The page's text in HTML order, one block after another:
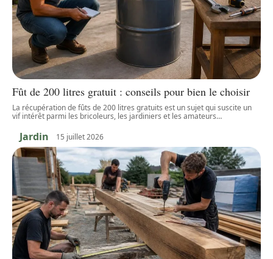
Fût de 200 litres gratuit : conseils pour bien le choisir
La récupération de fûts de 200 litres gratuits est un sujet qui suscite un
vif intérêt parmi les bricoleurs, les jardiniers et les amateurs…
Jardin 15 juillet 2026